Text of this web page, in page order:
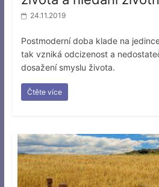
24.11.2019
Postmoderní doba klade na
tak vzniká odcizenost a
dosažení smyslu života.
Čtěte více